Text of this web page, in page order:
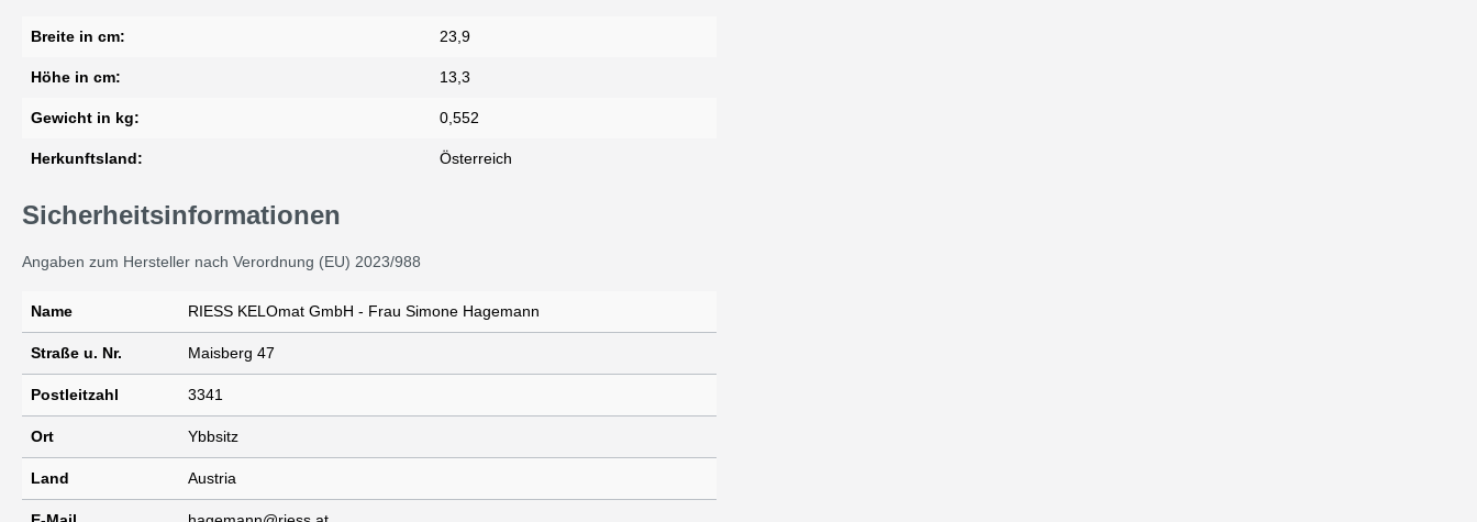
Breite in cm: 23,9
Höhe in cm: 13,3
Gewicht in kg: 0,552
Herkunftsland: Österreich
Sicherheitsinformationen
Angaben zum Hersteller nach Verordnung (EU) 2023/988
Name RIESS KELOmat GmbH - Frau Simone Hagemann
Straße u. Nr. Maisberg 47
Postleitzahl 3341
Ort Ybbsitz
Land Austria